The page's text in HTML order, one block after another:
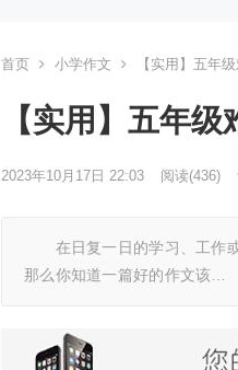
首页 小学作文 【实用】五年
【实用】五年
2023年10月17日 22:03 阅读(436)
在日复一日的学习、工作或
那么你知道一篇好的作文该…